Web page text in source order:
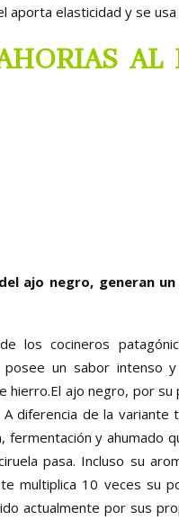
aporta elasticidad y se
AL
ajo negro, generan
los cocineros
un sabor intenso
hierro.El ajo negro, por
diferencia de la
fermentación y ahumado
pasa. Incluso su
multiplica 10 veces su
actualmente por sus